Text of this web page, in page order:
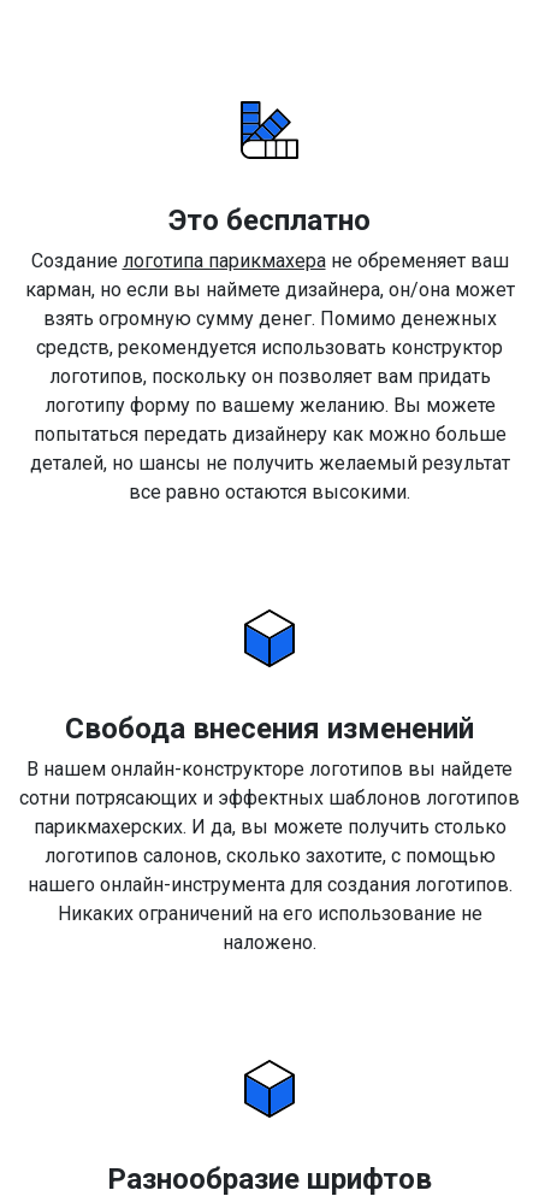
Это бесплатно
Создание логотипа парикмахеране обременяет ваш
карман, но если вы наймете дизайнера, он/она может
взять огромную сумму денег. Помимо денежных
средств, рекомендуется использовать конструктор
логотипов, поскольку он позволяет вам придать
логотипу форму по вашему желанию. Вы можете
попытаться передать дизайнеру как можно больше
деталей, но шансы не получить желаемый результат
все равно остаются высокими.
Свобода внесения изменений
В нашем онлайн-конструкторе логотипов вы найдете
сотни потрясающих и эффектных шаблонов логотипов
парикмахерских. И да, вы можете получить столько
логотипов салонов, сколько захотите, с помощью
нашего онлайн-инструмента для создания логотипов.
Никаких ограничений на его использование не
наложено.
Разнообразие шрифтов